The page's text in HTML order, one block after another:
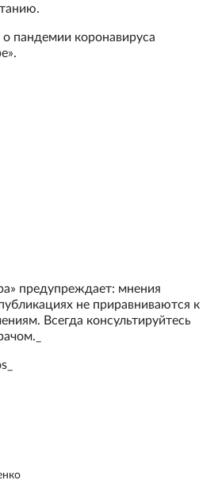
пандемии коронавируса
предупреждает: мнения
не приравниваются к
Всегда консультируйтесь